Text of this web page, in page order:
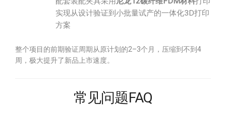
实现从设计验证到小批量试产的一体化3D打印
方案
整个项目的前期验证周期从原计划的2–3个月，压缩到不到4
周，极大提升了新品上市速度。
常见问题FAQ